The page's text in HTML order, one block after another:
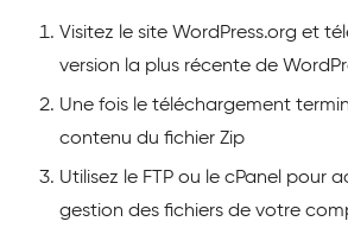
Visitez le site WordPress.org et
version la plus récente de
Une fois le téléchargement
contenu du fichier Zip
Utilisez le FTP ou le cPanel pour
gestion des fichiers de votre